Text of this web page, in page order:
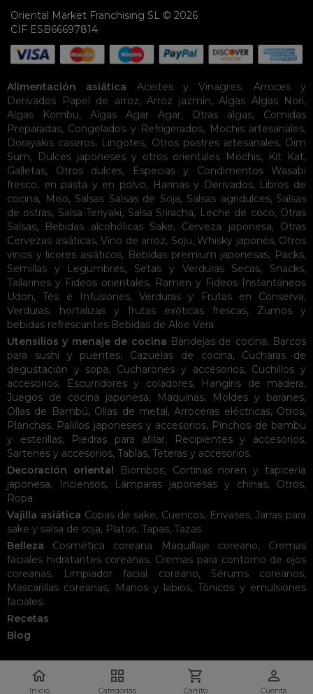
Oriental Market Franchising SL © 2026
CIF ESB66697814
Alimentación asiática Aceites y Vinagres, Arroces y
Derivados
Papel de arroz, Arroz jazmín, Algas Algas Nori,
Algas Kombu, Algas Agar Agar, Otras algas, Comidas
Preparadas, Congelados y Refrigerados, Mochis artesanales,
Dorayakis caseros, Lingotes, Otros postres artesanales, Dim
Sum, Dulces japoneses y otros orientales Mochis, Kit Kat,
Galletas, Otros dulces, Especias y Condimentos
Wasabi
fresco, en pasta y en polvo, Harinas y Derivados, Libros de
cocina, Miso, Salsas Salsas de Soja, Salsas agridulces, Salsas
de ostras, Salsa Teriyaki, Salsa Sriracha, Leche de coco, Otras
Salsas, Bebidas alcohólicas Sake, Cerveza japonesa, Otras
Cervezas asiáticas, Vino de arroz, Soju, Whisky japonés, Otros
vinos y licores asiáticos, Bebidas premium japonesas, Packs,
Semillas y Legumbres, Setas y Verduras Secas, Snacks,
Tallarines y Fideos orientales, Ramen y Fideos Instantáneos
Udon,Tés e Infusiones, Verduras y Frutas en Conserva,
Verduras, hortalizas y frutas exóticas frescas, Zumos y
bebidas refrescantes Bebidas de Aloe Vera.
Utensilios y menaje de cocina Bandejas de cocina, Barcos
para sushi y puentes, Cazuelas de cocina, Cucharas de
degustación y sopa, Cucharones y accesorios, Cuchillos y
accesorios, Escurridores y coladores, Hangiris de madera,
Juegos de cocina japonesa, Maquinas, Moldes y baranes,
Ollas de Bambú, Ollas de metal,Arroceras eléctricas, Otros,
Planchas, Palillos japoneses y accesorios, Pinchos de bambu
y esterillas, Piedras para afilar, Recipientes y accesorios,
Sartenes y accesorios, Tablas, Teteras y accesorios.
Decoración oriental
Biombos, Cortinas noren y tapicería
japonesa, Inciensos, Lámparas japonesas y chinas, Otros,
Ropa.
Vajilla asiática Copas de sake, Cuencos, Envases,Jarras para
sake y salsa de soja, Platos, Tapas, Tazas.
Belleza
Cosmética coreana Maquillaje coreano, Cremas
faciales hidratantes coreanas, Cremas para contorno de ojos
coreanas, Limpiador facial coreano, Sérums coreanos,
Mascarillas coreanas, Manos y labios,Tónicos y emulsiones
faciales.
Recetas
Blog

Inicio

Categorías

Carrito

Cuenta